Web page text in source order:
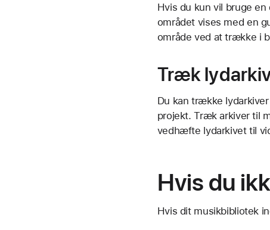
Hvis du kun vil bruge
området vises med en
område ved at trække i
Træk
Du kan trække
projekt. Træk arkiver til
vedhæfte lydarkivet til
Hvis du
Hvis dit musikbibliotek